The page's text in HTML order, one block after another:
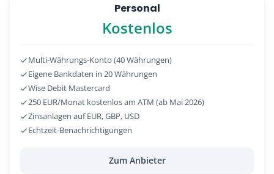
Personal
Kostenlos
Multi-Währungs-Konto (40 Währungen)
Eigene Bankdaten in 20 Währungen
Wise Debit Mastercard
250 EUR/Monat kostenlos am ATM (ab Mai 2026)
Zinsanlagen auf EUR, GBP, USD
Echtzeit-Benachrichtigungen
Zum Anbieter